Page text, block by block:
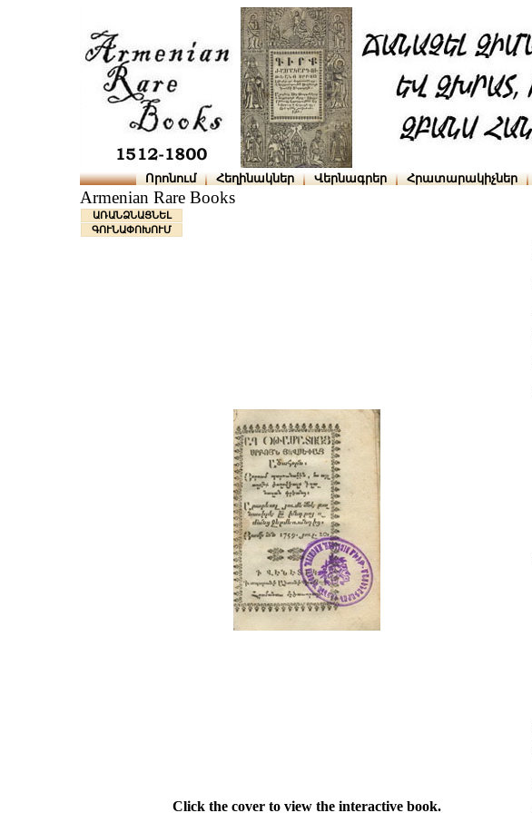
Որոնում Հեղինակներ Վերնագրեր Հրատարակիչներ
Armenian Rare Books
ԱՌԱՆՁՆԱՑՆԵԼ
ԳՈՒՆԱՓՈԽՈՒՄ
Click the cover to view the interactive book.